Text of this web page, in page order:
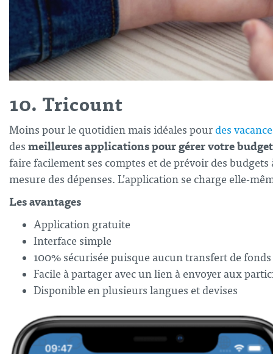
10. Tricount
Moins pour le quotidien mais idéales pourdes
des meilleures applications pour gérer votre budget
faire facilement ses comptes et de prévoir des
mesure des dépenses. L’application se charge elle-
Les avantages
Application gratuite
Interface simple
100% sécurisée puisque aucun transfert de
Facile à partager avec un lien à envoyer aux
Disponible en plusieurs langues et devises